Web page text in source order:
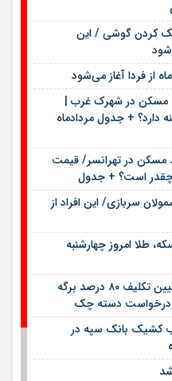
۱۴۰۵
۱۴۰۵
لیست قیمت خودروهای کارکرده تیرماه ۱۴۰۵/
پراید، سمند، شاهین، تیبا، دنا و پژو ۲۰۶ در بازار
«پی‌پاد»؛ تجربه‌ای سریع،
کردن گوشی / این
از فردا آغاز می‌شود